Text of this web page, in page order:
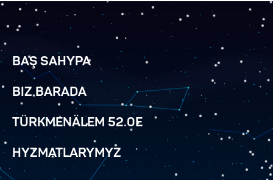
BAŞ SAHYPA
BIZ BARADA
TÜRKMENÄLEM 52.0E
HYZMATLARYMYZ